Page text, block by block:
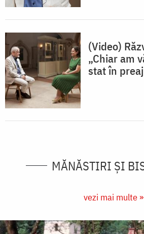
(Video)
„Chiar am
stat în
MĂNĂSTIRI ȘI
vezi mai multe »